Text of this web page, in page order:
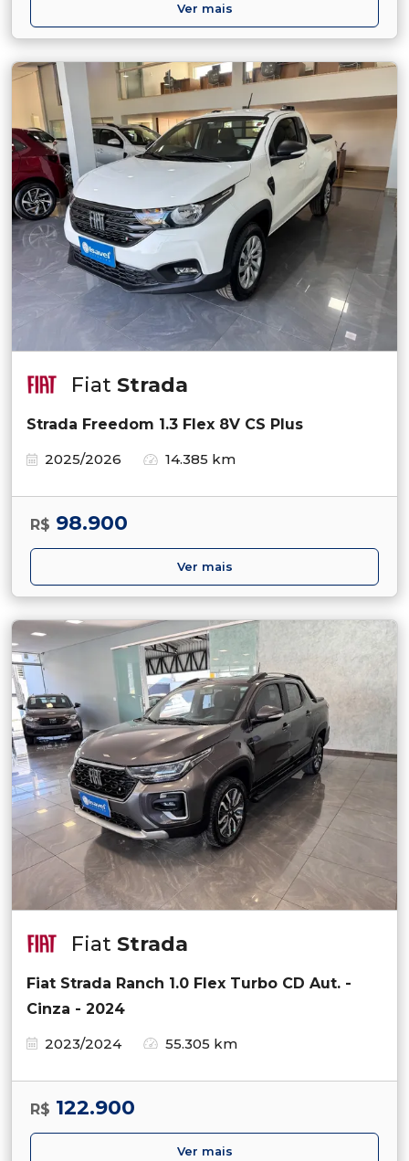
Ver mais
Fiat Strada
Strada Freedom 1.3 Flex 8V CS Plus
2025/2026
14.385 km
R$ 98.900
Ver mais
Fiat Strada
Fiat Strada Ranch 1.0 Flex Turbo CD Aut. -
Cinza - 2024
2023/2024
55.305 km
R$ 122.900
Ver mais